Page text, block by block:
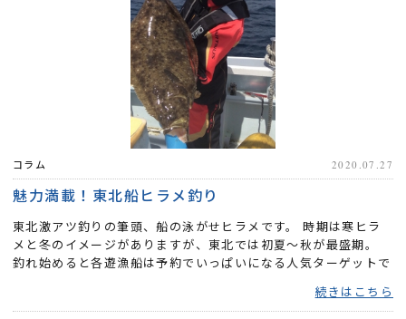
コラム 2020.07.27
魅力満載！東北船ヒラメ釣り
東北激アツ釣りの筆頭、船の泳がせヒラメです。 時期は寒ヒラ
メと冬のイメージがありますが、東北では初夏～秋が最盛期。
釣れ始めると各遊漁船は予約でいっぱいになる人気ターゲットで
続きはこちら